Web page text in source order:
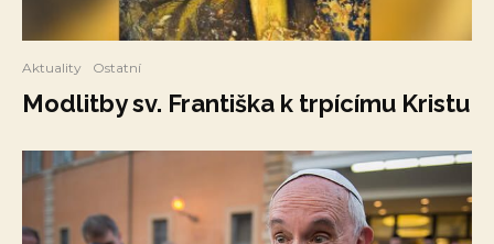
Aktuality Ostatní
Modlitby sv. Františka k trpícímu Kristu